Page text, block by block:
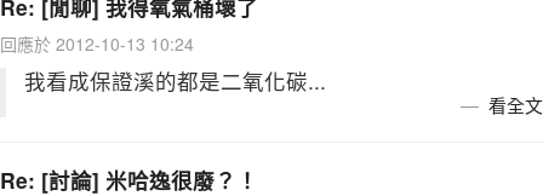
Re: [閒聊] 我得氧氣桶壞了
回應於 2012-10-13 10:24
我看成保證溪的都是二氧化碳...
看全文
Re: [討論] 米哈逸很廢？！